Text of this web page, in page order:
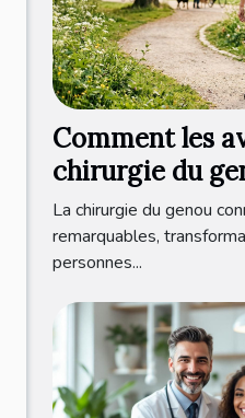
Comment les
chirurgie du
améliorent-
vie ?
La chirurgie du genou
remarquables,
personnes...